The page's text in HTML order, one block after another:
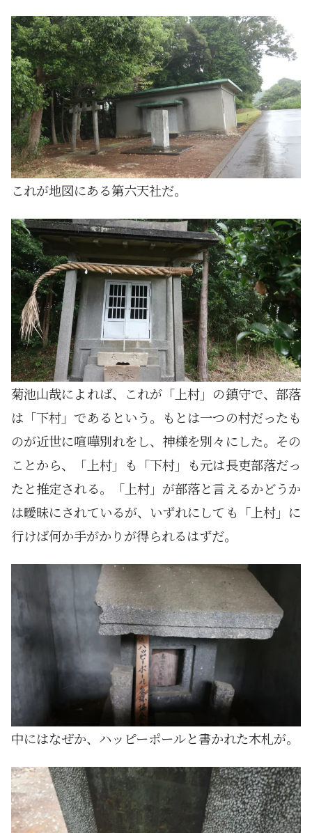
これが地図にある第六天社だ。
菊池山哉によれば、これが「上村」の鎮守で、部落
は「下村」であるという。もとは一つの村だったも
のが近世に喧嘩別れをし、神様を別々にした。その
ことから、「上村」も「下村」も元は長吏部落だっ
たと推定される。「上村」が部落と言えるかどうか
は曖昧にされているが、いずれにしても「上村」に
行けば何か手がかりが得られるはずだ。
中にはなぜか、ハッピーポールと書かれた木札が。